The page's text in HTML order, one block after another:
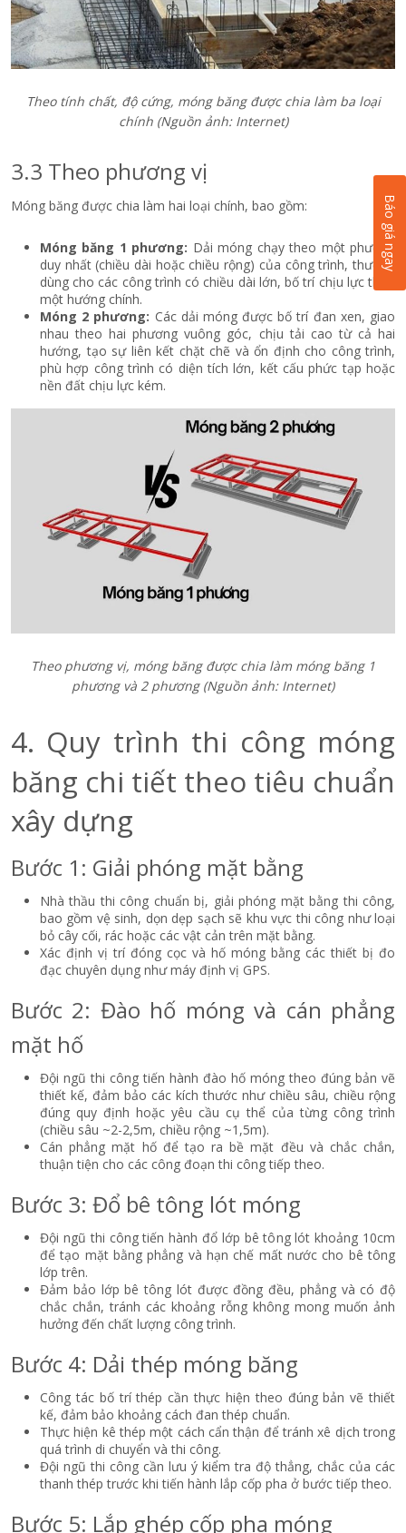
Theo tính chất, độ cứng, móng băng được chia làm ba loại
chính (Nguồn ảnh: Internet)
3.3 Theo phương vị
Móng băng được chia làm hai loại chính, bao gồm:
Móng băng 1 phương: Dải móng chạy theo một phương
duy nhất (chiều dài hoặc chiều rộng) của công trình, thường
dùng cho các công trình có chiều dài lớn, bố trí chịu lực theo
một hướng chính.
Móng 2 phương: Các dải móng được bố trí đan xen, giao
nhau theo hai phương vuông góc, chịu tải cao từ cả hai
hướng, tạo sự liên kết chặt chẽ và ổn định cho công trình,
phù hợp công trình có diện tích lớn, kết cấu phức tạp hoặc
nền đất chịu lực kém.
Theo phương vị, móng băng được chia làm móng băng 1
phương và 2 phương (Nguồn ảnh: Internet)
4. Quy trình thi công móng
băng chi tiết theo tiêu chuẩn
xây dựng
Bước 1: Giải phóng mặt bằng
Nhà thầu thi công chuẩn bị, giải phóng mặt bằng thi công,
bao gồm vệ sinh, dọn dẹp sạch sẽ khu vực thi công như loại
bỏ cây cối, rác hoặc các vật cản trên mặt bằng.
Xác định vị trí đóng cọc và hố móng bằng các thiết bị đo
đạc chuyên dụng như máy định vị GPS.
Bước 2: Đào hố móng và cán phẳng
mặt hố
Đội ngũ thi công tiến hành đào hố móng theo đúng bản vẽ
thiết kế, đảm bảo các kích thước như chiều sâu, chiều rộng
đúng quy định hoặc yêu cầu cụ thể của từng công trình
(chiều sâu ~2-2,5m, chiều rộng ~1,5m).
Cán phẳng mặt hố để tạo ra bề mặt đều và chắc chắn,
thuận tiện cho các công đoạn thi công tiếp theo.
Bước 3: Đổ bê tông lót móng
Đội ngũ thi công tiến hành đổ lớp bê tông lót khoảng 10cm
để tạo mặt bằng phẳng và hạn chế mất nước cho bê tông
lớp trên.
Đảm bảo lớp bê tông lót được đồng đều, phẳng và có độ
chắc chắn, tránh các khoảng rỗng không mong muốn ảnh
hưởng đến chất lượng công trình.
Bước 4: Dải thép móng băng
Công tác bố trí thép cần thực hiện theo đúng bản vẽ thiết
kế, đảm bảo khoảng cách đan thép chuẩn.
Thực hiện kê thép một cách cẩn thận để tránh xê dịch trong
quá trình di chuyển và thi công.
Đội ngũ thi công cần lưu ý kiểm tra độ thẳng, chắc của các
thanh thép trước khi tiến hành lắp cốp pha ở bước tiếp theo.
Bước 5: Lắp ghép cốp pha móng
Báo giá ngay